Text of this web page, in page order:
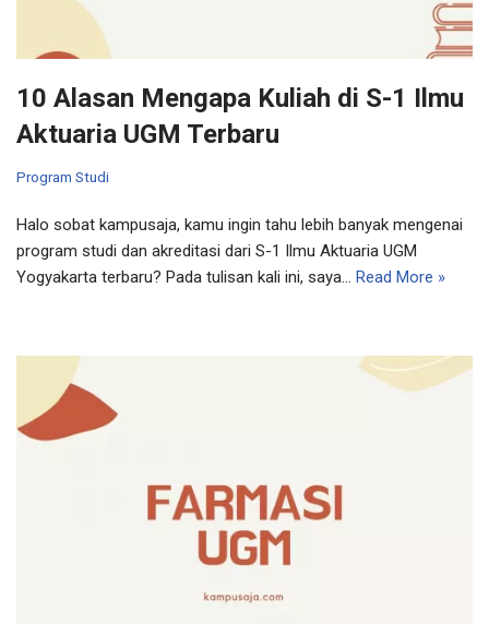
10 Alasan Mengapa Kuliah di S-1 Ilmu
Aktuaria UGM Terbaru
Program Studi
Halo sobat kampusaja, kamu ingin tahu lebih banyak mengenai
program studi dan akreditasi dari S-1 Ilmu Aktuaria UGM
Yogyakarta terbaru? Pada tulisan kali ini, saya… Read More »